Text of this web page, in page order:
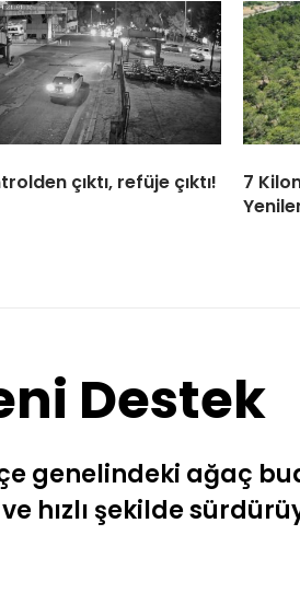
çıktı, refüje çıktı!
7
Destek
genelindeki ağaç
hızlı şekilde